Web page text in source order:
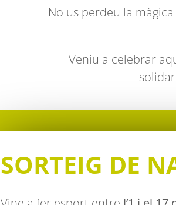
No us perdeu la
Veniu a celebrar
SORTEIG DE